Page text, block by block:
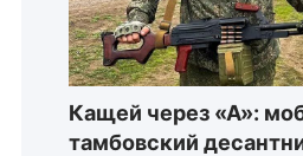
Кащей через «А»:
тамбовский